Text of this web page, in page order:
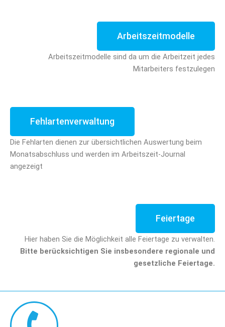
Arbeitszeitmodelle
Arbeitszeitmodelle sind da um die Arbeitzeit jedes
Mitarbeiters festzulegen
Fehlartenverwaltung
Die Fehlarten dienen zur übersichtlichen Auswertung beim
Monatsabschluss und werden im Arbeitszeit-Journal
angezeigt
Feiertage
Hier haben Sie die Möglichkeit alle Feiertage zu verwalten.
Bitte berücksichtigen Sie insbesondere regionale und
gesetzliche Feiertage.